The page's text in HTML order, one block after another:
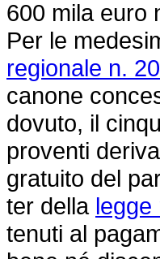
600 mila euro
Per le
regionale n.
canone
dovuto, il
proventi
gratuito del
ter della legge
tenuti al